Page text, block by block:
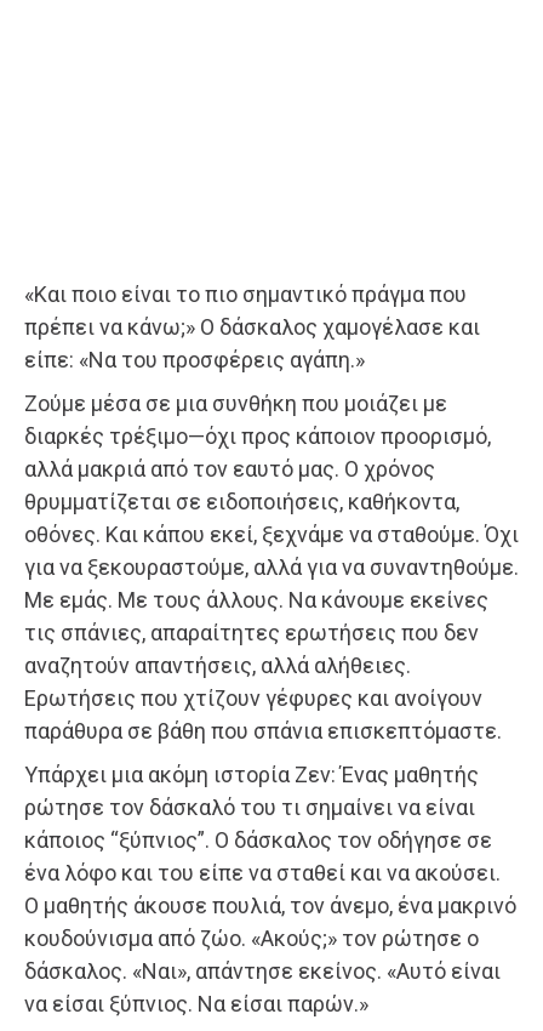
«Και ποιο είναι το πιο σημαντικό πράγμα που
πρέπει να κάνω;» Ο δάσκαλος χαμογέλασε και
είπε: «Να του προσφέρεις αγάπη.»
Ζούμε μέσα σε μια συνθήκη που μοιάζει με
διαρκές τρέξιμο—όχι προς κάποιον προορισμό,
αλλά μακριά από τον εαυτό μας. Ο χρόνος
θρυμματίζεται σε ειδοποιήσεις, καθήκοντα,
οθόνες. Και κάπου εκεί, ξεχνάμε να σταθούμε. Όχι
για να ξεκουραστούμε, αλλά για να συναντηθούμε.
Με εμάς. Με τους άλλους. Να κάνουμε εκείνες
τις σπάνιες, απαραίτητες ερωτήσεις που δεν
αναζητούν απαντήσεις, αλλά αλήθειες.
Ερωτήσεις που χτίζουν γέφυρες και ανοίγουν
παράθυρα σε βάθη που σπάνια επισκεπτόμαστε.
Υπάρχει μια ακόμη ιστορία Ζεν: Ένας μαθητής
ρώτησε τον δάσκαλό του τι σημαίνει να είναι
κάποιος “ξύπνιος”. Ο δάσκαλος τον οδήγησε σε
ένα λόφο και του είπε να σταθεί και να ακούσει.
Ο μαθητής άκουσε πουλιά, τον άνεμο, ένα μακρινό
κουδούνισμα από ζώο. «Ακούς;» τον ρώτησε ο
δάσκαλος. «Ναι», απάντησε εκείνος. «Αυτό είναι
να είσαι ξύπνιος. Να είσαι παρών.»